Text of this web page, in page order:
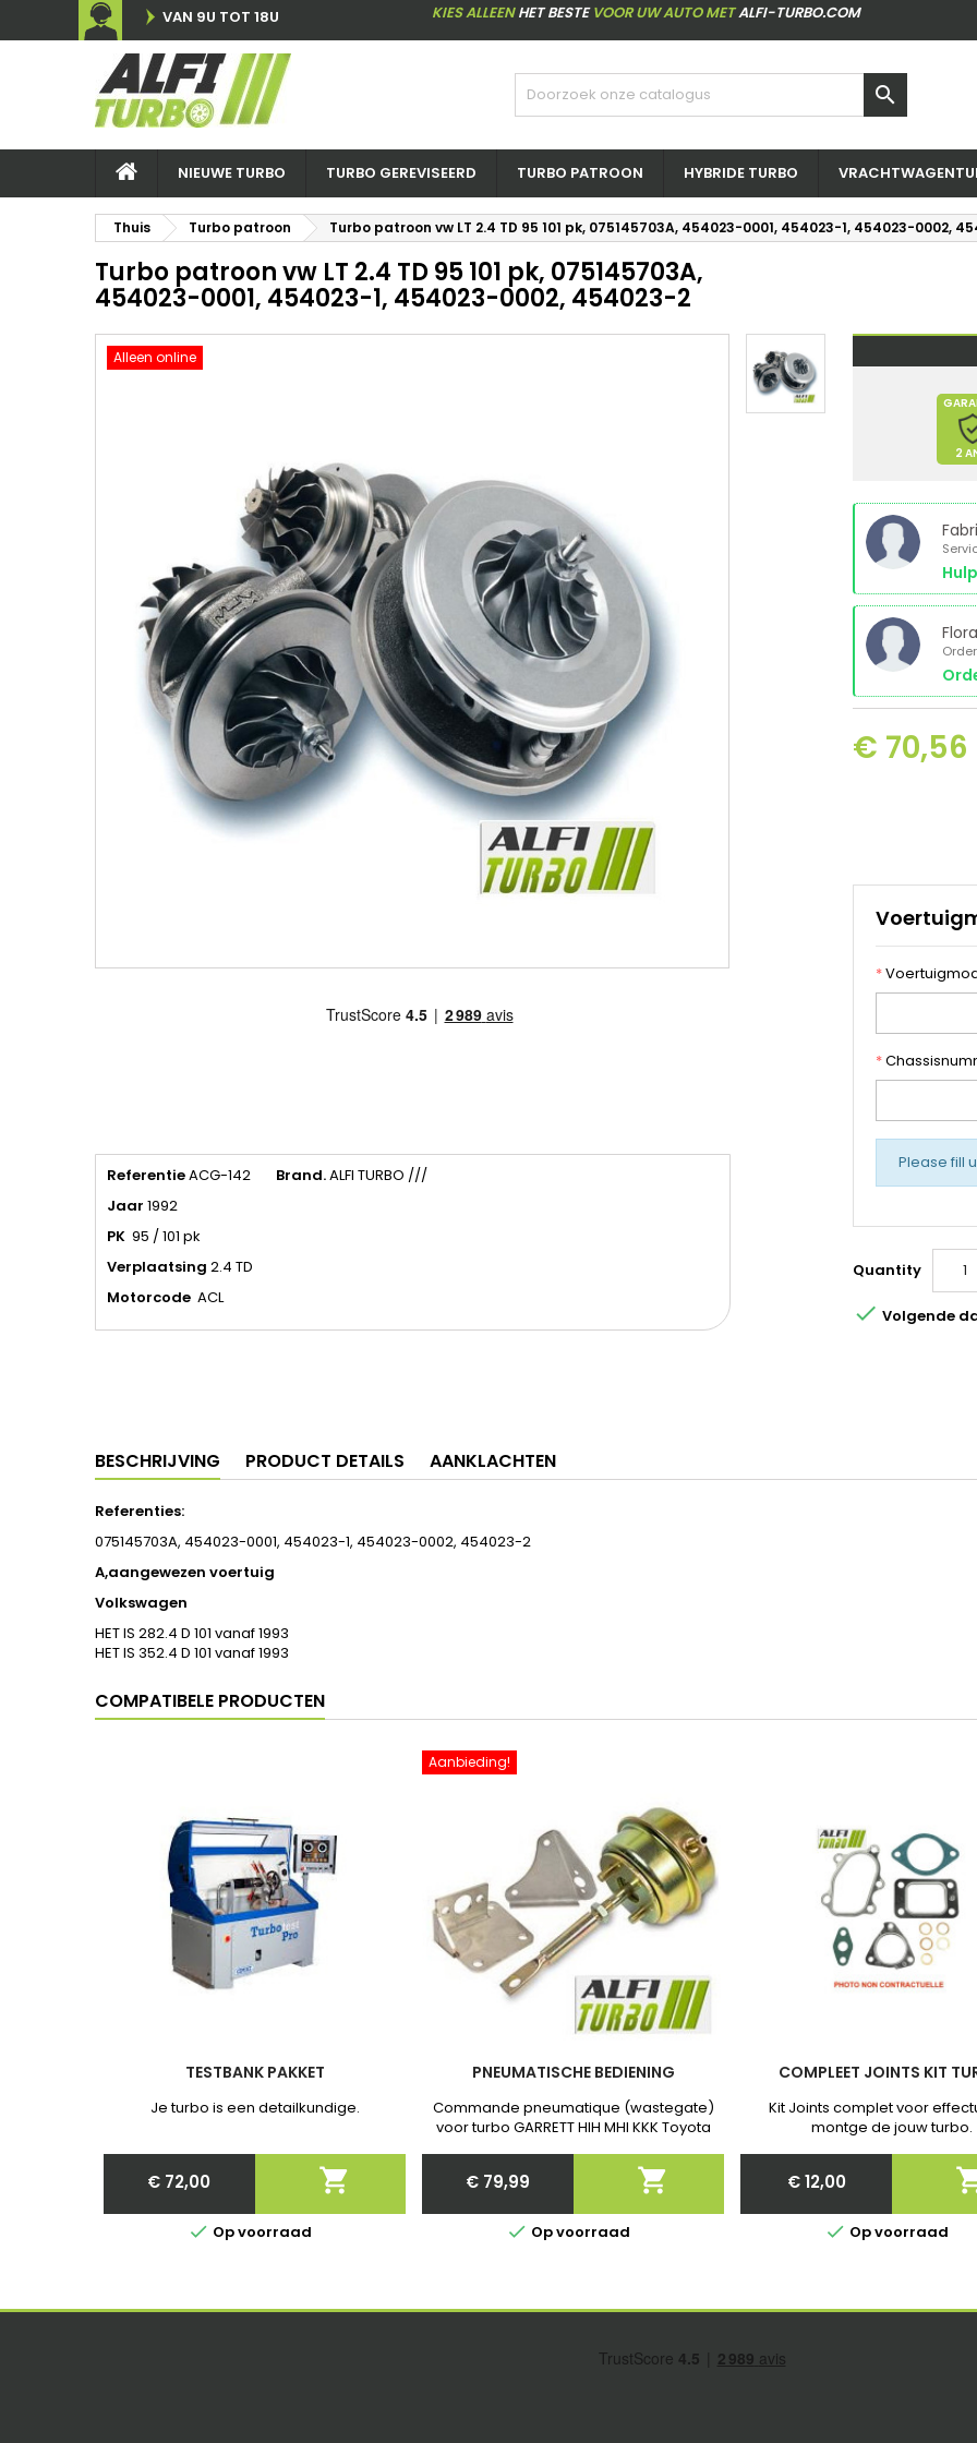
VAN 9U TOT 18U KIES ALLEENHET BESTEVOOR UW AUTO METALFI-TURBO.COM

NIEUWE TURBO TURBO GEREVISEERD TURBO PATROON HYBRIDE TURBO
Thuis Turbo patroon Turbo patroon vw LT 2.4 TD 95 101 pk, 075145703A, 454023-0001, 454023-1, 454023-0002,
Turbo patroon vw LT 2.4 TD 95 101 pk, 075145703A,
454023-0001, 454023-1, 454023-0002, 454023-2
Alleen online
ReferentieACG-142 Brand.ALFI TURBO ///
Jaar 1992
PK 95 / 101 pk
Verplaatsing 2.4 TD
Motorcode ACL
2
Flora
€
*
*
Please fill
Quantity
 Volgende
BESCHRIJVING PRODUCT DETAILS AANKLACHTEN
Referenties:
075145703A, 454023-0001, 454023-1, 454023-0002, 454023-2
A,aangewezen voertuig
Volkswagen
HET IS 282.4 D 101 vanaf 1993
HET IS 352.4 D 101 vanaf 1993
COMPATIBELE PRODUCTEN
TESTBANK PAKKET
Je turbo is een detailkundige.
Price
€ 72,00 
 Op voorraad
Aanbieding!
PNEUMATISCHE BEDIENING
Commande pneumatique (wastegate)
voor turbo GARRETT HIH MHI KKK Toyota
communiquer nous la Referenties exact
van jouw turbo!
Price
€ 79,99 
 Op voorraad
COMPLEET JOINTS KIT
Kit Joints complet voor
montge de jouw turbo.
Price
€ 12,00
 Op voorraad